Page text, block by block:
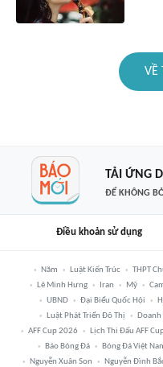
VỀ
TẢI ỨNG
ĐỂ KHÔNG
Điều khoản sử dụng
Năm Luật Kiến Trúc THPT
Lê Minh Hưng
Iran Mỹ
UBND
Đại Biểu Quốc Hội
Luật Phát Triển Đô Thị
Doanh
AFF Cup 2026
Lịch Thi Đấu AFF
Báo Bóng Đá
Bóng Đá Việt
Nguyễn Xuân Son
Nguyễn Đình